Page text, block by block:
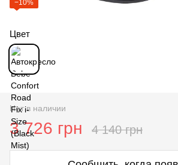
−10%
Цвет
Нет в наличии
3 726 грн 4 140 грн